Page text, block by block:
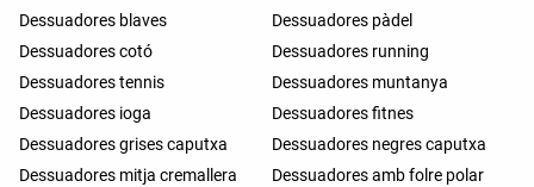
Dessuadores blaves
Dessuadores pàdel
Dessuadores cotó
Dessuadores running
Dessuadores tennis
Dessuadores muntanya
Dessuadores ioga
Dessuadores fitnes
Dessuadores grises caputxa
Dessuadores negres caputxa
Dessuadores mitja cremallera
Dessuadores amb folre polar